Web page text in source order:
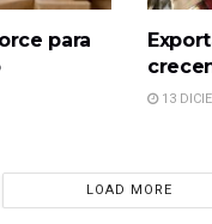
para
13
LOAD MORE